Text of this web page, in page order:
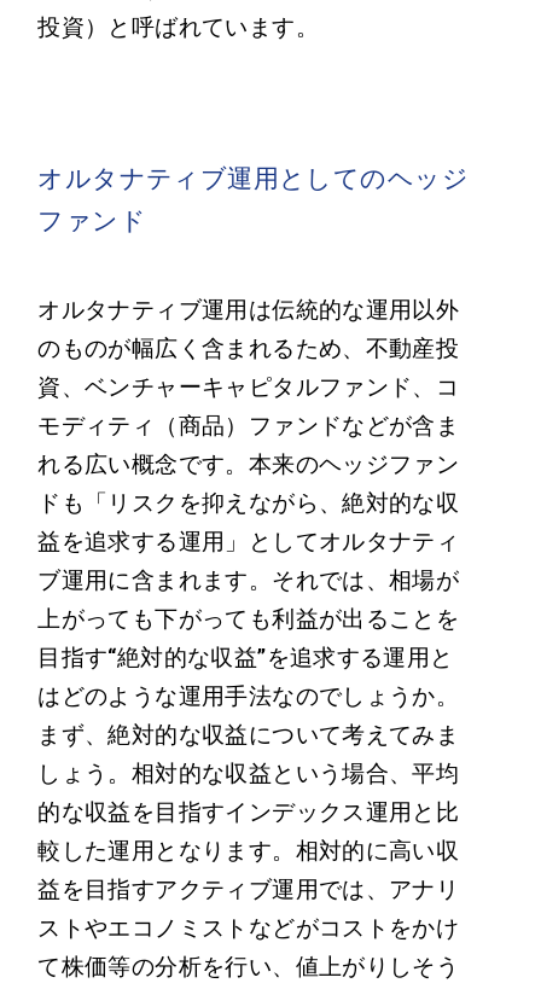
投資）と呼ばれています。
オルタナティブ運用としてのヘッジ
ファンド
オルタナティブ運用は伝統的な運用以外
のものが幅広く含まれるため、不動産投
資、ベンチャーキャピタルファンド、コ
モディティ（商品）ファンドなどが含ま
れる広い概念です。本来のヘッジファン
ドも「リスクを抑えながら、絶対的な収
益を追求する運用」としてオルタナティ
ブ運用に含まれます。それでは、相場が
上がっても下がっても利益が出ることを
目指す“絶対的な収益”を追求する運用と
はどのような運用手法なのでしょうか。
まず、絶対的な収益について考えてみま
しょう。相対的な収益という場合、平均
的な収益を目指すインデックス運用と比
較した運用となります。相対的に高い収
益を目指すアクティブ運用では、アナリ
ストやエコノミストなどがコストをかけ
て株価等の分析を行い、値上がりしそう